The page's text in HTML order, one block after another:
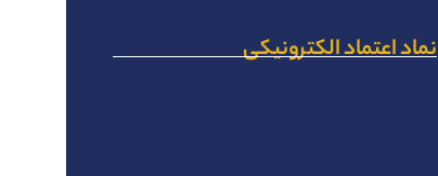
نماد اعتماد الکترونیکی